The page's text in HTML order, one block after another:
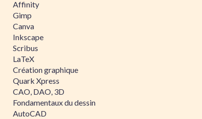
Affinity
Gimp
Canva
Inkscape
Scribus
LaTeX
Création graphique
Quark Xpress
CAO, DAO, 3D
Fondamentaux du dessin
AutoCAD